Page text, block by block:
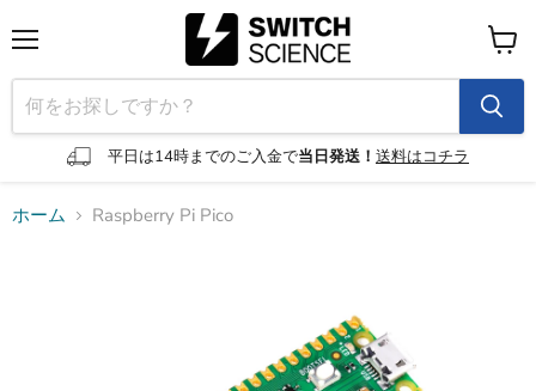
ニ
ュ
ー
平日は14時までのご入金で当日発送！ 送料はコチラ
カ
ー
ト
を
見
ホーム Raspberry Pi Pico